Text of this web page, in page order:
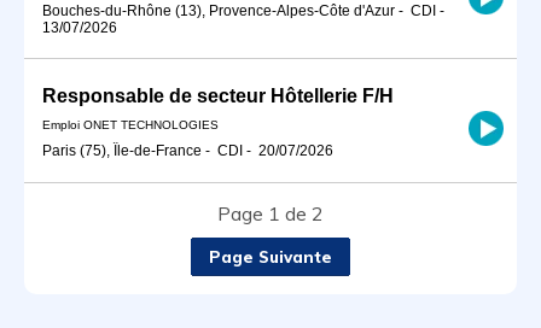
Bouches-du-Rhône (13), Provence-Alpes-Côte d'Azur - CDI -
13/07/2026
Responsable de secteur Hôtellerie F/H
Emploi ONET TECHNOLOGIES
Paris (75), Île-de-France - CDI - 20/07/2026
Page 1 de 2
Page Suivante